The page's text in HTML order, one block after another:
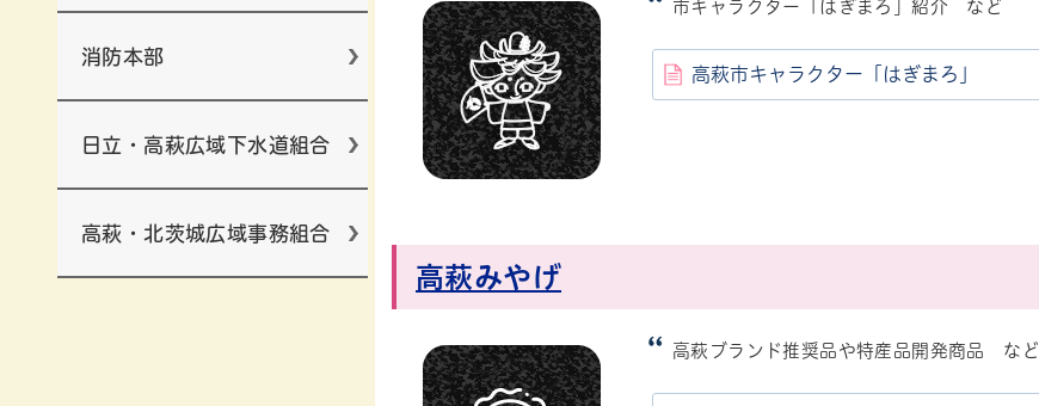
消防本部
日立・高萩広域下水道組合
高萩・北茨城広域事務組合
市キャラクター「はぎまろ」紹介 など
高萩市キャラクター「はぎまろ」
高萩みやげ
高萩ブランド推奨品や特産品開発商品 など